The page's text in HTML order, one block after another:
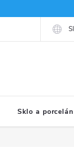
Sklo a porcelán